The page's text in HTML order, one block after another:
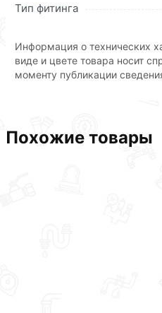
Данний товар от
Тип фитинга
Информация о технических
виде и цвете товара носит
моменту публикации
Похожие товары